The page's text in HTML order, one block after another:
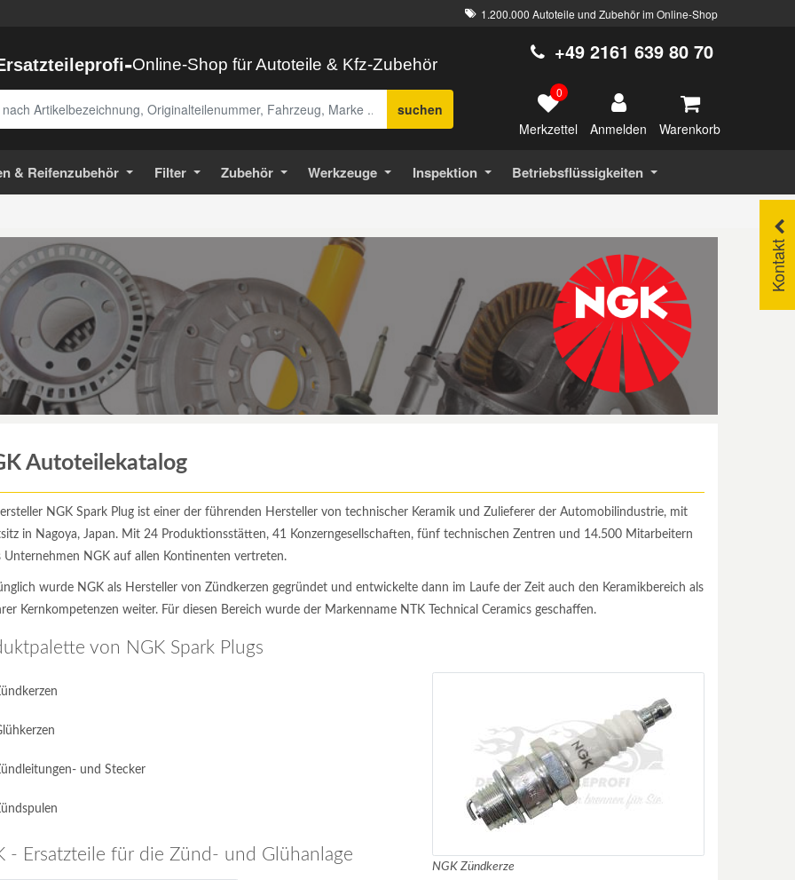
1.200.000 Autoteile und Zubehör im Online-Shop
-Online-Shop für Autoteile & Kfz-Zubehör
suchen
+49 2161 639 80 70
0
Merkzettel Anmelden Warenkorb
& Reifenzubehör Filter Zubehör Werkzeuge Inspektion Betriebsflüssigkeiten
Kontakt
Autoteilekatalog
NGK Spark Plug ist einer der führenden Hersteller von technischer Keramik und Zulieferer der Automobilindustrie, mit
in Nagoya, Japan. Mit 24 Produktionsstätten, 41 Konzerngesellschaften, fünf technischen Zentren und 14.500 Mitarbeitern
Unternehmen NGK auf allen Kontinenten vertreten.
wurde NGK als Hersteller von Zündkerzen gegründet und entwickelte dann im Laufe der Zeit auch den Keramikbereich als
Kernkompetenzen weiter. Für diesen Bereich wurde der Markenname NTK Technical Ceramics geschaffen.
von NGK Spark Plugs
NGK Zündkerze
und Stecker
- Ersatzteile für die Zünd- und Glühanlage